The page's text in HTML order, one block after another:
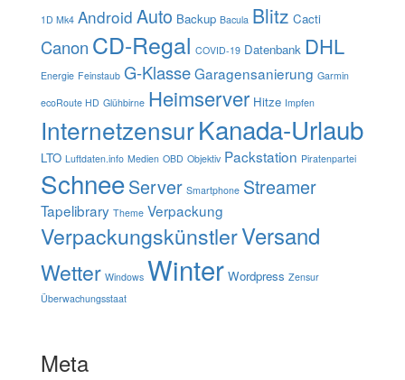
1D Mk4 Android Auto Backup Bacula Blitz Cacti
Canon CD-Regal COVID-19 Datenbank DHL
Energie Feinstaub G-KlasseGaragensanierung Garmin
ecoRoute HD Glühbirne Heimserver Hitze Impfen
InternetzensurKanada-Urlaub
LTO Luftdaten.info Medien OBD Objektiv Packstation Piratenpartei
SchneeServer Smartphone Streamer
Tapelibrary Theme Verpackung
VerpackungskünstlerVersand
Wetter Windows Winter Wordpress Zensur
Überwachungsstaat
Meta